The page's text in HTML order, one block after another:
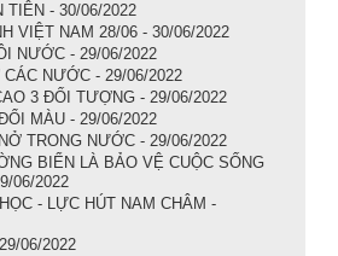
- 30/06/2022
VIỆT NAM 28/06 - 30/06/2022
NƯỚC - 29/06/2022
NƯỚC - 29/06/2022
3 ĐỐI TƯỢNG - 29/06/2022
MÀU - 29/06/2022
TRONG NƯỚC - 29/06/2022
BIỂN LÀ BẢO VỆ CUỘC SỐNG
06/2022
- LỰC HÚT NAM CHÂM -
06/2022